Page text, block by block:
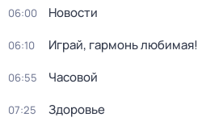
06:00 Новости
06:10 Играй, гармонь любимая!
06:55 Часовой
07:25 Здоровье